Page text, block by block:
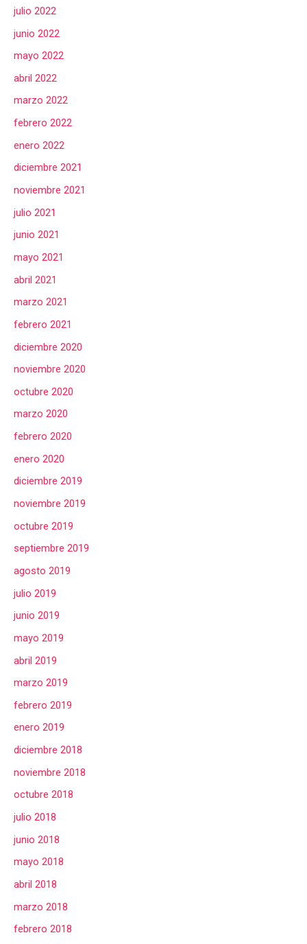
julio 2022
junio 2022
mayo 2022
abril 2022
marzo 2022
febrero 2022
enero 2022
diciembre 2021
noviembre 2021
julio 2021
junio 2021
mayo 2021
abril 2021
marzo 2021
febrero 2021
diciembre 2020
noviembre 2020
octubre 2020
marzo 2020
febrero 2020
enero 2020
diciembre 2019
noviembre 2019
octubre 2019
septiembre 2019
agosto 2019
julio 2019
junio 2019
mayo 2019
abril 2019
marzo 2019
febrero 2019
enero 2019
diciembre 2018
noviembre 2018
octubre 2018
julio 2018
junio 2018
mayo 2018
abril 2018
marzo 2018
febrero 2018